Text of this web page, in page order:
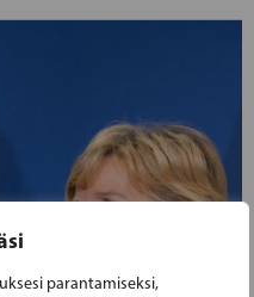
parantamiseksi,